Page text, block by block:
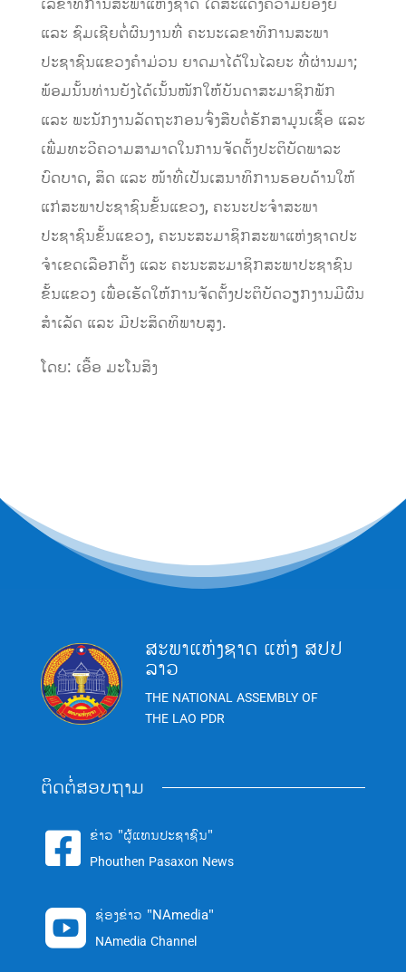
ເລຂາທິການສະພາແຫ່ງຊາດ ໄດ້ສະແດງຄວາມຍ້ອງຍໍ
ແລະ ຊົມເຊີຍຕໍ່ຜົນງານທີ່ ຄະນະເລຂາທິການສະພາ
ປະຊາຊົນແຂວງຄໍາມ່ວນ ຍາດມາໄດ້ໃນໄລຍະ ທີ່ຜ່ານມາ;
ພ້ອມນັ້ນທ່ານຍັງໄດ້ເນັ້ນໜັກໃຫ້ບັນດາສະມາຊິກພັກ
ແລະ ພະນັກງານລັດຖະກອນຈົ່ງສືບຕໍ່ຮັກສາມູນເຊື້ອ ແລະ
ເພີ່ມທະວີຄວາມສາມາດໃນການຈັດຕັ້ງປະຕິບັດພາລະ
ບົດບາດ, ສິດ ແລະ ໜ້າທີ່ເປັນເສນາທິການຮອບດ້ານໃຫ້
ແກ່ສະພາປະຊາຊົນຂັ້ນແຂວງ, ຄະນະປະຈໍາສະພາ
ປະຊາຊົນຂັ້ນແຂວງ, ຄະນະສະມາຊິກສະພາແຫ່ງຊາດປະ
ຈໍາເຂດເລືອກຕັ້ງ ແລະ ຄະນະສະມາຊິກສະພາປະຊາຊົນ
ຂັ້ນແຂວງ ເພື່ອເຮັດໃຫ້ການຈັດຕັ້ງປະຕິບັດວຽກງານມີຜົນ
ສໍາເລັດ ແລະ ມີປະສິດທິພາບສູງ.
ໂດຍ: ເອື້ອ ມະໂນສິງ
ສະພາແຫ່ງຊາດ ແຫ່ງ ສປປ
ລາວ
THE NATIONAL ASSEMBLY OF
THE LAO PDR
ຕິດຕໍ່ສອບຖາມ
 ຂ່າວ "ຜູ້ແທນປະຊາຊົນ"
Phouthen Pasaxon News
 ຊ່ອງຂ່າວ "NAmedia"
NAmedia Channel